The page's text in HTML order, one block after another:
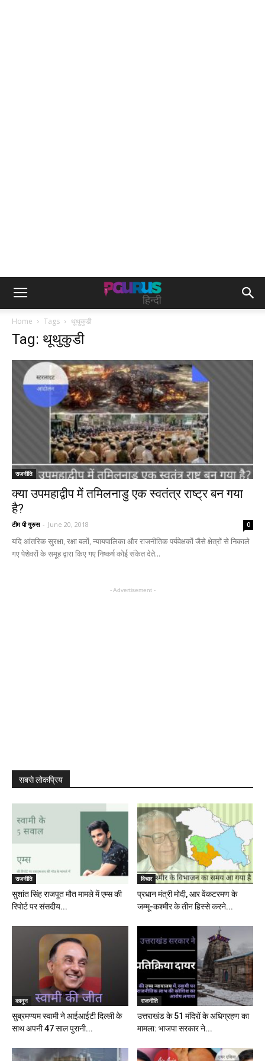
Home Tags थूथुकुडी
Tag: थूथुकुडी
राजनीति
क्या उपमहाद्वीप में तमिलनाडु एक स्वतंत्र राष्ट्र बन गया
है?
टीम पी गुरुस - June 20, 2018 0
यदि आंतरिक सुरक्षा, रक्षा बलों, न्यायपालिका और राजनीतिक पर्यवेक्षकों जैसे क्षेत्रों से निकाले
गए पेशेवरों के समूह द्वारा किए गए निष्कर्ष कोई संकेत देते...
- Advertisement -
सबसे लोकप्रिय
राजनीति
सुशांत सिंह राजपूत मौत मामले में एम्स की
रिपोर्ट पर संसदीय...
विचार
प्रधान मंत्री मोदी, आर वेंकटरमण के
जम्मू-कश्मीर के तीन हिस्से करने...
कानून
सुब्रमण्यम स्वामी ने आईआईटी दिल्ली के
साथ अपनी 47 साल पुरानी...
राजनीति
उत्तराखंड के 51 मंदिरों के अधिग्रहण का
मामला: भाजपा सरकार ने...